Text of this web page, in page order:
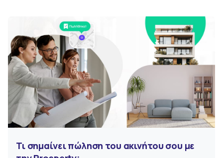
Τι σημαίνει πώληση του ακινήτου σου με